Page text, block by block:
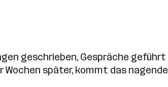
geschrieben, Gespräche geführt
Wochen später, kommt das nagende